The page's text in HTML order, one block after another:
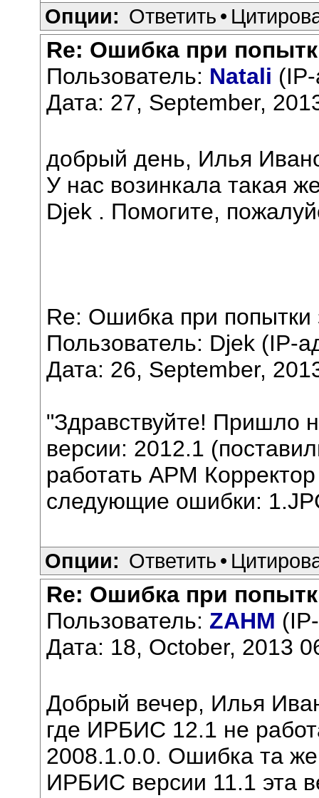
Опции: Ответить •
Re: Ошибка при
Пользователь: Natali
Дата: 27, September,
добрый день, Илья
У нас возинкала такая
Djek . Помогите,
Re: Ошибка при попытки
Пользователь: Djek (IP-
Дата: 26, September,
"Здравствуйте! Пришло
версии: 2012.1
работать АРМ
следующие ошибки:
Опции: Ответить •
Re: Ошибка при
Пользователь: ZAHM
Дата: 18, October, 2013
Добрый вечер, Илья
где ИРБИС 12.1 не
2008.1.0.0. Ошибка та
ИРБИС версии 11.1 эта